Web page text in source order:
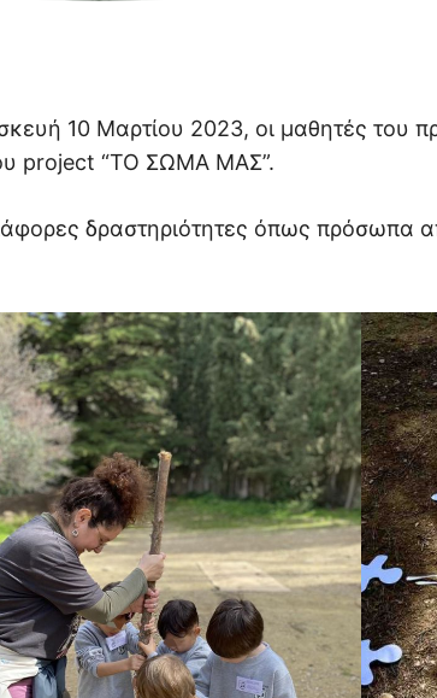
10 Μαρτίου 2023, οι μαθητές του
project “ΤΟ ΣΩΜΑ ΜΑΣ”.
δραστηριότητες όπως πρόσωπα